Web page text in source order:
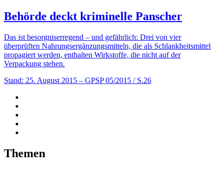
Behörde deckt kriminelle Panscher
Das ist besorgniserregend – und gefährlich: Drei von vier
überprüften Nahrungsergänzungsmitteln, die als Schlankheitsmittel
propagiert werden, enthalten Wirkstoffe, die nicht auf der
Verpackung stehen.
Stand: 25. August 2015 – GPSP 05/2015 / S.26
Themen